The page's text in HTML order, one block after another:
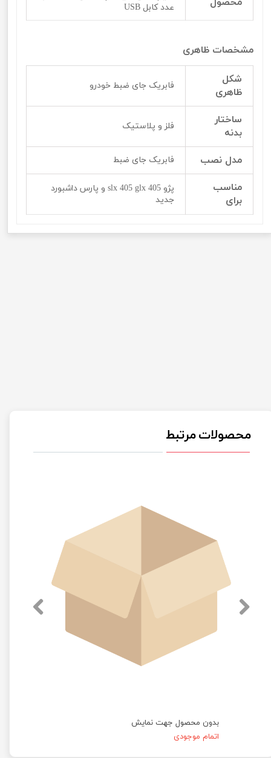
عدد کابل USB
مشخصات ظاهری
شکل
ظاهری
فابریک جای ضبط خودرو
ساختار
بدنه
فلز و پلاستیک
مدل نصب فابریک جای ضبط
مناسب
برای
پژو 405 slx 405 glx و پارس داشبورد
جدید
محصولات مرتبط
بدون محصول جهت نمایش
اتمام موجودی